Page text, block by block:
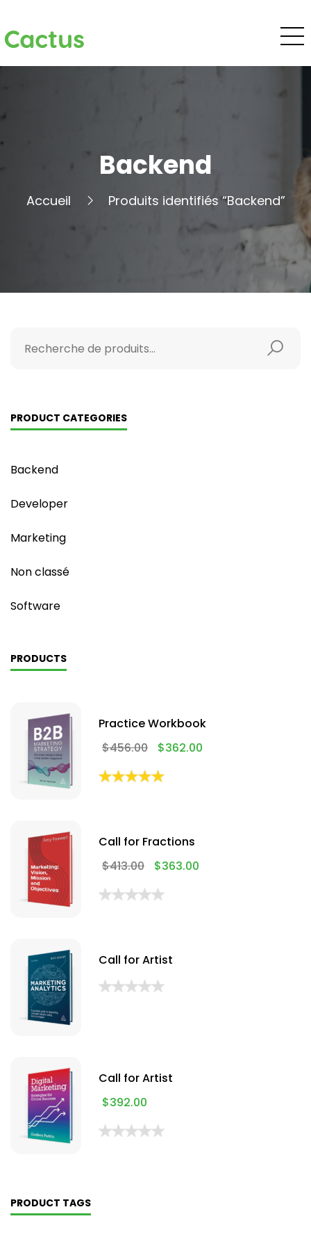
Cactus
Backend
Accueil Produits identifiés “Backend”
PRODUCT CATEGORIES
Backend
Developer
Marketing
Non classé
Software
PRODUCTS
Practice Workbook
$456.00 $362.00
Call for Fractions
$413.00 $363.00
Call for Artist
Call for Artist
$392.00
PRODUCT TAGS